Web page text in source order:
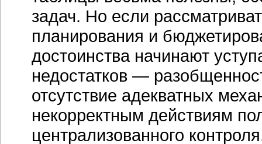
задач. Но если
планирования и
достоинства начинают
недостатков —
отсутствие адекватных
некорректным действиям
централизованного